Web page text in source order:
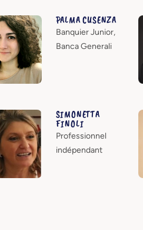
PALMA CUSENZA
Banquier Junior,
Banca Generali
SIMONETTA
FINOLI
Professionnel
indépendant